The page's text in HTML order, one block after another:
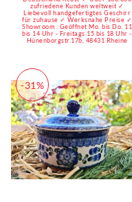
zufriedene Kunden weltweit ✓
Liebevoll handgefertigtes Geschirr
für zuhause ✓ Werksnahe Preise ✓
Showroom : Geöffnet Mo. bis Do. 11
bis 14 Uhr - Freitags 15 bis 18 Uhr -
Hünenborgstr.17b, 48431 Rheine
-31%